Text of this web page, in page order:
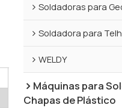
Soldadoras para
Soldadora para
WELDY
Máquinas para
Chapas de Plástico